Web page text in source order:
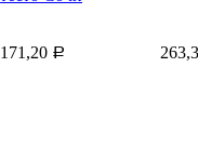
171,20 Р